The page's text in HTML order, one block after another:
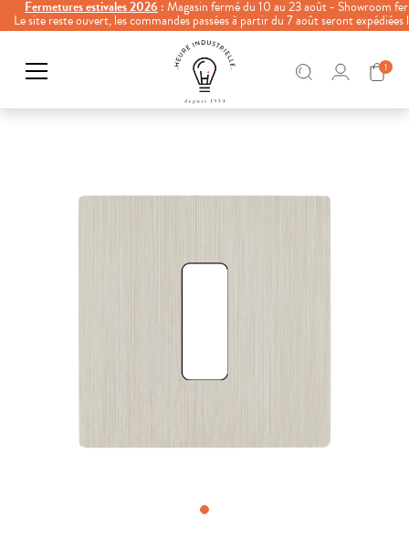
Fermetures estivales 2026 : Magasin fermé du 10 au 23 août - Showroom
Le site reste ouvert, les commandes passées à partir du 7 août seront
1